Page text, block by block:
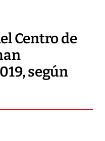
Centro de
según